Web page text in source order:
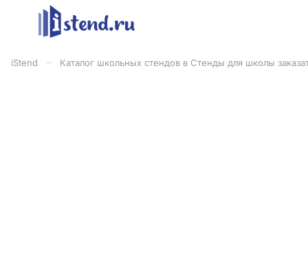
iStend Каталог школьных стендов в Стенды для школы